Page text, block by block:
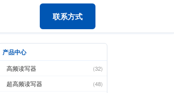
联系方式
产品中心
高频读写器 (32)
超高频读写器 (48)